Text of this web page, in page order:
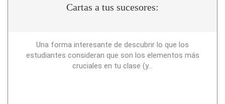
Cartas a tus sucesores:
Una forma interesante de descubrir lo que los
estudiantes consideran que son los elementos más
cruciales en tu clase (y...